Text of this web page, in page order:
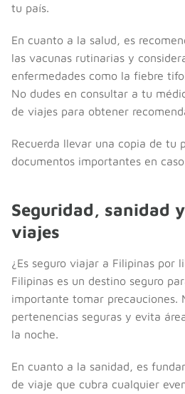
tu país.
En cuanto a la salud, es
las vacunas rutinarias y
enfermedades como la fiebre
No dudes en consultar a tu
de viajes para obtener
Recuerda llevar una copia de tu
documentos importantes en
Seguridad, sanidad
viajes
¿Es seguro viajar a Filipinas por
Filipinas es un destino seguro
importante tomar precauciones.
pertenencias seguras y evita
la noche.
En cuanto a la sanidad, es
de viaje que cubra cualquier